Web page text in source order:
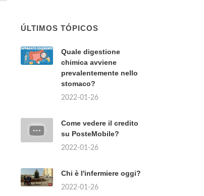
ÚLTIMOS TÓPICOS
Quale digestione
chimica avviene
prevalentemente nello
stomaco?
2022-01-26
Come vedere il credito
su PosteMobile?
2022-01-26
Chi è l'infermiere oggi?
2022-01-26